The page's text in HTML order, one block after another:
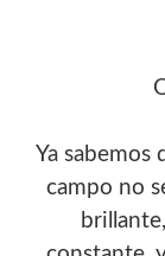
Ya sabemos
campo no